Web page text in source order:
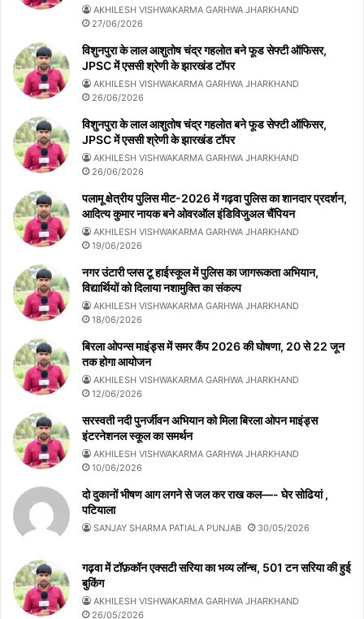
AKHILESH VISHWAKARMA GARHWA JHARKHAND
27/06/2026
विशुनपुरा के लाल आशुतोष चंद्र गहलोत बने फूड सेफ्टी ऑफिसर,
JPSC में एससी श्रेणी के झारखंड टॉपर
AKHILESH VISHWAKARMA GARHWA JHARKHAND
26/06/2026
विशुनपुरा के लाल आशुतोष चंद्र गहलोत बने फूड सेफ्टी ऑफिसर,
JPSC में एससी श्रेणी के झारखंड टॉपर
AKHILESH VISHWAKARMA GARHWA JHARKHAND
26/06/2026
पलामू क्षेत्रीय पुलिस मीट-2026 में गढ़वा पुलिस का शानदार प्रदर्शन,
आदित्य कुमार नायक बने ओवरऑल इंडिविजुअल चैंपियन
AKHILESH VISHWAKARMA GARHWA JHARKHAND
19/06/2026
नगर उंटारी प्लस टू हाईस्कूल में पुलिस का जागरूकता अभियान,
विद्यार्थियों को दिलाया नशामुक्ति का संकल्प
AKHILESH VISHWAKARMA GARHWA JHARKHAND
18/06/2026
बिरला ओपन्स माइंड्स में समर कैंप 2026 की घोषणा, 20 से 22 जून
तक होगा आयोजन
AKHILESH VISHWAKARMA GARHWA JHARKHAND
12/06/2026
सरस्वती नदी पुनर्जीवन अभियान को मिला बिरला ओपन माइंड्स
इंटरनेशनल स्कूल का समर्थन
AKHILESH VISHWAKARMA GARHWA JHARKHAND
10/06/2026
दो दुकानों भीषण आग लगने से जल कर राख कल—- घेर सोढियां ,
पटियाला
SANJAY SHARMA PATIALA PUNJAB 30/05/2026
गढ़वा में टॉफ़कॉन एक्सटी सरिया का भव्य लॉन्च, 501 टन सरिया की हुई
बुकिंग
AKHILESH VISHWAKARMA GARHWA JHARKHAND
26/05/2026